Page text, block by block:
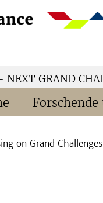
GRAND
on Grand Challenges